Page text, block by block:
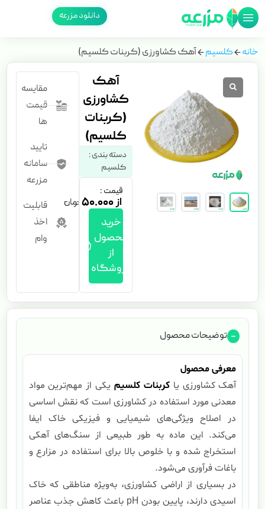
دانلود مزرعه
خانه کلسیم آهک کشاورزی (کربنات کلسیم)
آهک
کشاورزی
(کربنات
کلسیم)
دسته بندی :
کلسیم
قیمت :
۵۰.۰۰۰
خرید
محصول
از
فروشگاه
مقایسه
قیمت
ها
تایید
سامانه
مزرعه
قابلیت
اخذ
وام
توضیحات محصول
معرفی محصول
آهک کشاورزی یاکربنات کلسیم یکی از مهم‌ترین مواد
معدنی مورد استفاده در کشاورزی است که نقش اساسی
در اصلاح ویژگی‌های شیمیایی و فیزیکی خاک ایفا
می‌کند. این ماده به طور طبیعی از سنگ‌های آهکی
استخراج شده و با خلوص بالا برای استفاده در مزارع و
باغات فرآوری می‌شود.
در بسیاری از اراضی کشاورزی، به‌ویژه مناطقی که خاک
اسیدی دارند، پایین بودن pH باعث کاهش جذب عناصر